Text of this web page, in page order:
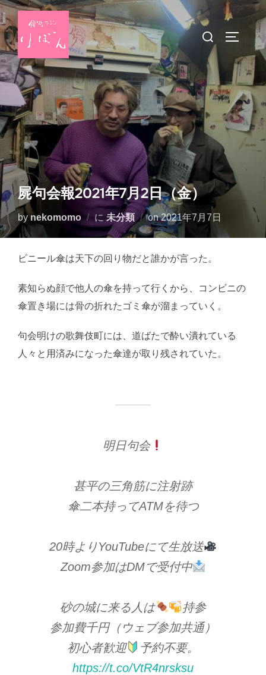
コ
ン
テ
ン
ツ
ス
キ
ッ
プ
検
対
象:
サイド
屍句会報2021年7月2日（金）
bynekomomo に 未分類 on投
稿
2021年7月7日
ビニール傘は天下の回り物だと誰かが言った。
素知らぬ顔で他人の傘を持って行くから、コンビニの
傘置き場には骨の折れたゴミ傘が溜まっていく。
句会明けの歌舞伎町には、道ばたで酔い潰れている
人々と用済みになった傘達が取り残されていた。
明日句会
甚平の三角筋に注射跡
傘二本持ってATMを待つ
20時よりYouTubeにて生放送
Zoom参加はDMで受付中
砂の城に来る人は
持参
参加費千円（ウェブ参加共通）
初心者歓迎
予約不要。
https://t.co/VtR4nrsksu